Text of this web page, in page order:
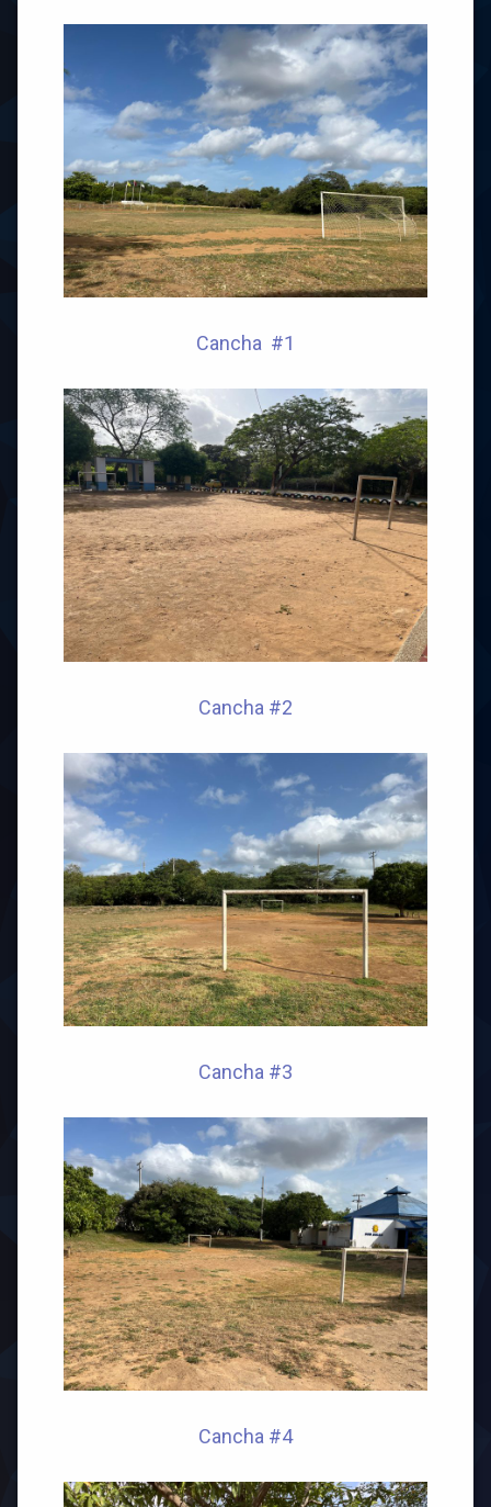
Cancha #1
Cancha #2
Cancha #3
Cancha #4